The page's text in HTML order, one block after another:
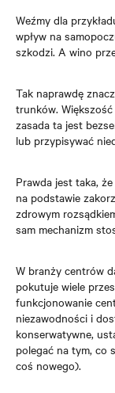
Weźmy dla
wpływ na
szkodzi. A wino
Tak naprawdę
trunków.
zasada ta jest
lub przypisywać
Prawda jest taka,
na podstawie
zdrowym
sam mechanizm
W branży centrów
pokutuje wiele
funkcjonowanie
niezawodności i
konserwatywne,
polegać na tym, co
coś nowego).